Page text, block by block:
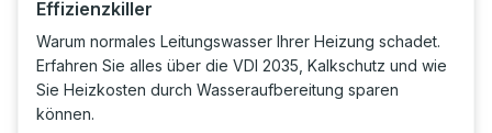
Effizienzkiller
Warum normales Leitungswasser Ihrer Heizung schadet.
Erfahren Sie alles über die VDI 2035, Kalkschutz und wie
Sie Heizkosten durch Wasseraufbereitung sparen
können.